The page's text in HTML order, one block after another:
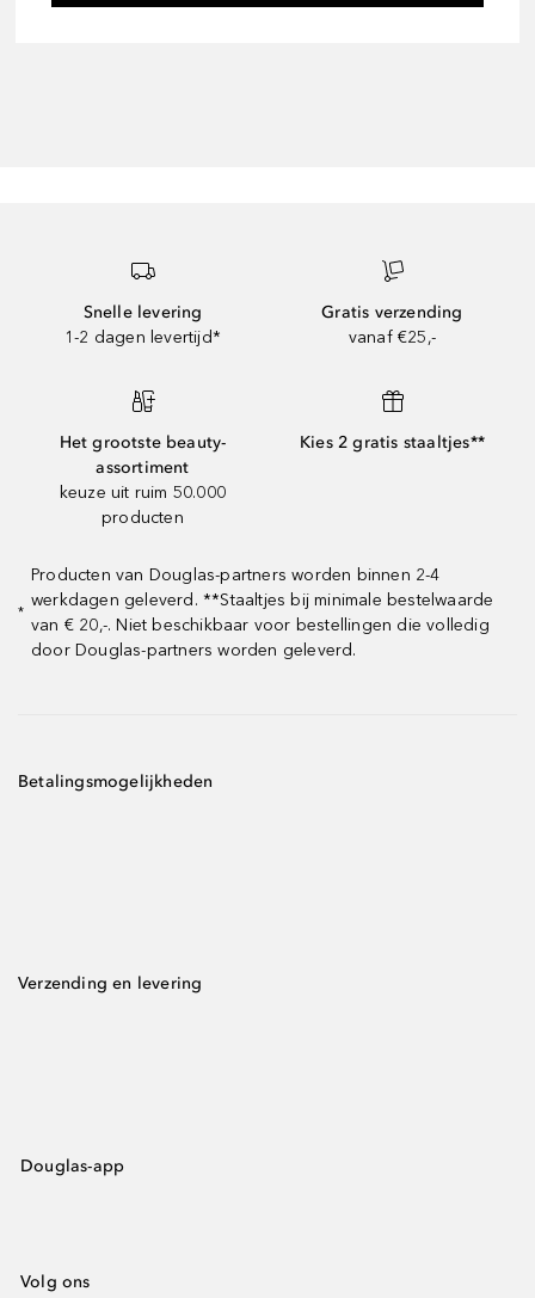
Snelle levering
1-2 dagen levertijd*
Gratis verzending
vanaf €25,-
Het grootste beauty-
assortiment
keuze uit ruim 50.000
producten
Kies 2 gratis staaltjes**
*
Producten van Douglas-partners worden binnen 2-4
werkdagen geleverd. **Staaltjes bij minimale bestelwaarde
van € 20,-. Niet beschikbaar voor bestellingen die volledig
door Douglas-partners worden geleverd.
Betalingsmogelijkheden
Verzending en levering
Douglas-app
Volg ons